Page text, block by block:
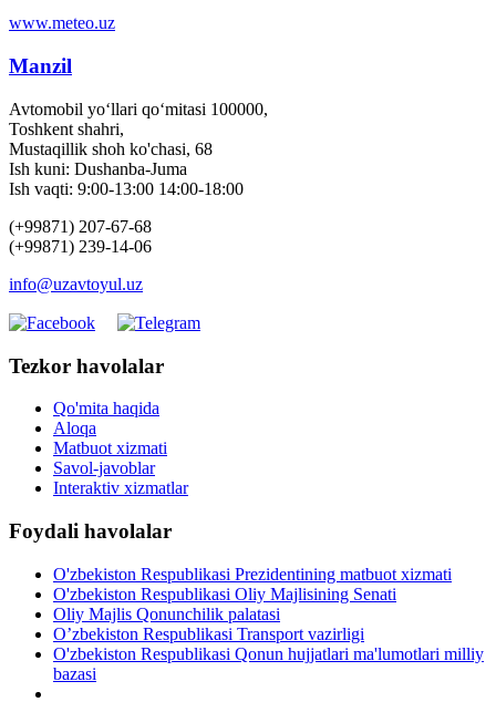
www.meteo.uz
Manzil
Avtomobil yo‘llari qo‘mitasi 100000,
Toshkent shahri,
Mustaqillik shoh ko'chasi, 68
Ish kuni: Dushanba-Juma
Ish vaqti: 9:00-13:00 14:00-18:00
(+99871) 207-67-68
(+99871) 239-14-06
info@uzavtoyul.uz
Tezkor havolalar
Qo'mita haqida
Aloqa
Matbuot xizmati
Savol-javoblar
Interaktiv xizmatlar
Foydali havolalar
O'zbekiston Respublikasi Prezidentining matbuot xizmati
O'zbekiston Respublikasi Oliy Majlisining Senati
Oliy Majlis Qonunchilik palatasi
O’zbekiston Respublikasi Transport vazirligi
O'zbekiston Respublikasi Qonun hujjatlari ma'lumotlari milliy
bazasi